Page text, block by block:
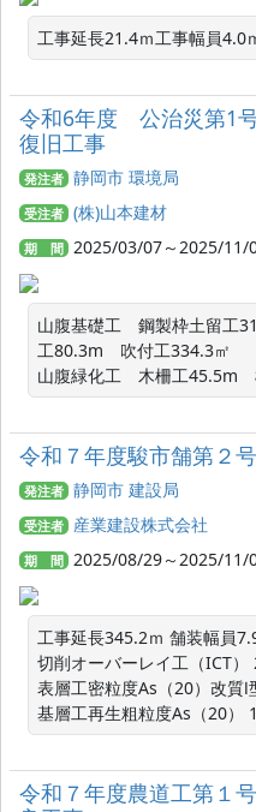
工事延長21.4ｍ工事幅員4.0
令和6年度 公治災第1
復旧工事
発注者 静岡市 環境局
受注者 (株)山本建材
期 間 2025/03/07～2025/11/
山腹基礎工　鋼製枠土留工
工80.3m　吹付工334.3㎡
令和７年度駿市舗第２
発注者 静岡市 建設局
受注者 産業建設株式会社
期 間 2025/08/29～2025/11/
工事延長345.2ｍ 舗装幅員
切削オーバーレイ工（ICT）
表層工密粒度As（20）改質Ⅰ
基層工再生粗粒度As（20）
令和７年度農道工第１